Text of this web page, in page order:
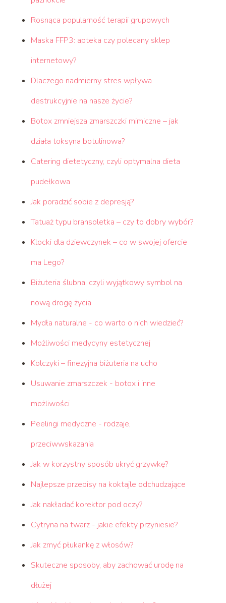
Rosnąca popularność terapii grupowych
Maska FFP3: apteka czy polecany sklep
internetowy?
Dlaczego nadmierny stres wpływa
destrukcyjnie na nasze życie?
Botox zmniejsza zmarszczki mimiczne – jak
działa toksyna botulinowa?
Catering dietetyczny, czyli optymalna dieta
pudełkowa
Jak poradzić sobie z depresją?
Tatuaż typu bransoletka – czy to dobry wybór?
Klocki dla dziewczynek – co w swojej ofercie
ma Lego?
Biżuteria ślubna, czyli wyjątkowy symbol na
nową drogę życia
Mydła naturalne - co warto o nich wiedzieć?
Możliwości medycyny estetycznej
Kolczyki – finezyjna biżuteria na ucho
Usuwanie zmarszczek - botox i inne
możliwości
Peelingi medyczne - rodzaje,
przeciwwskazania
Jak w korzystny sposób ukryć grzywkę?
Najlepsze przepisy na koktajle odchudzające
Jak nakładać korektor pod oczy?
Cytryna na twarz - jakie efekty przyniesie?
Jak zmyć płukankę z włosów?
Skuteczne sposoby, aby zachować urodę na
dłużej